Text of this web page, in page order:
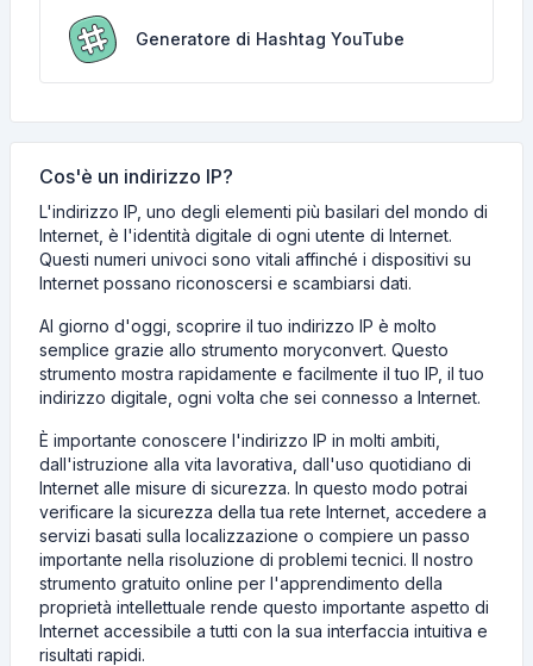
Generatore di Hashtag YouTube
Cos'è un indirizzo IP?
L'indirizzo IP, uno degli elementi più basilari del mondo di
Internet, è l'identità digitale di ogni utente di Internet.
Questi numeri univoci sono vitali affinché i dispositivi su
Internet possano riconoscersi e scambiarsi dati.
Al giorno d'oggi, scoprire il tuo indirizzo IP è molto
semplice grazie allo strumento moryconvert. Questo
strumento mostra rapidamente e facilmente il tuo IP, il tuo
indirizzo digitale, ogni volta che sei connesso a Internet.
È importante conoscere l'indirizzo IP in molti ambiti,
dall'istruzione alla vita lavorativa, dall'uso quotidiano di
Internet alle misure di sicurezza. In questo modo potrai
verificare la sicurezza della tua rete Internet, accedere a
servizi basati sulla localizzazione o compiere un passo
importante nella risoluzione di problemi tecnici. Il nostro
strumento gratuito online per l'apprendimento della
proprietà intellettuale rende questo importante aspetto di
Internet accessibile a tutti con la sua interfaccia intuitiva e
risultati rapidi.